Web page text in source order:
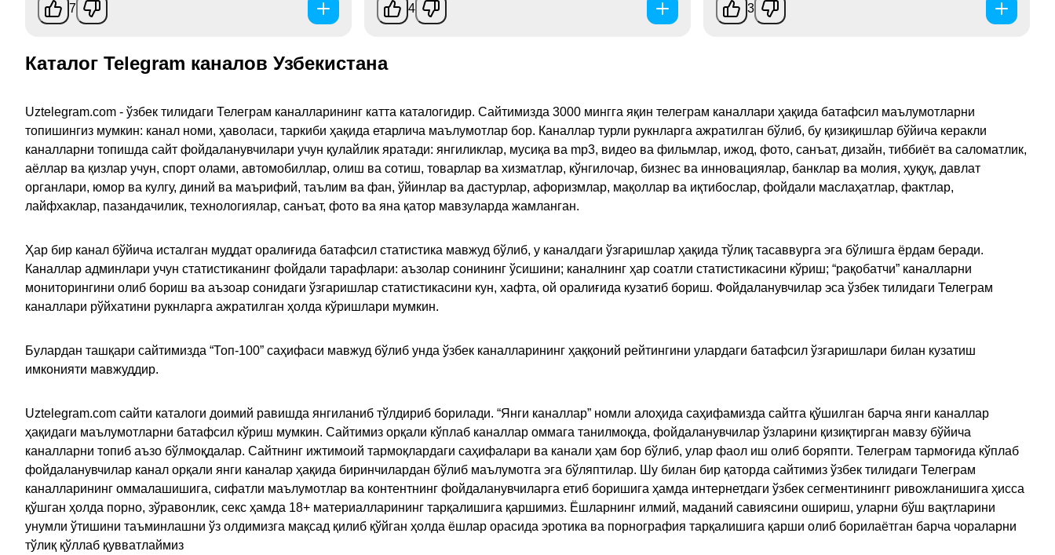
7 4 3
Каталог Telegram каналов Узбекистана
Uztelegram.com - ўзбек тилидаги Телеграм каналларининг катта каталогидир. Сайтимизда 3000 мингга яқин телеграм каналлари ҳақида батафсил маълумотларни
топишингиз мумкин: канал номи, ҳаволаси, таркиби ҳақида етарлича маълумотлар бор. Каналлар турли рукнларга ажратилган бўлиб, бу қизиқишлар бўйича керакли
каналларни топишда сайт фойдаланувчилари учун қулайлик яратади: янгиликлар, мусиқа ва mp3, видео ва фильмлар, ижод, фото, санъат, дизайн, тиббиёт ва саломатлик,
аёллар ва қизлар учун, спорт олами, автомобиллар, олиш ва сотиш, товарлар ва хизматлар, кўнгилочар, бизнес ва инновациялар, банклар ва молия, ҳуқуқ, давлат
органлари, юмор ва кулгу, диний ва маърифий, таълим ва фан, ўйинлар ва дастурлар, афоризмлар, мақоллар ва иқтибослар, фойдали маслаҳатлар, фактлар,
лайфхаклар, пазандачилик, технологиялар, санъат, фото ва яна қатор мавзуларда жамланган.
Ҳар бир канал бўйича исталган муддат оралиғида батафсил статистика мавжуд бўлиб, у каналдаги ўзгаришлар ҳақида тўлиқ тасаввурга эга бўлишга ёрдам беради.
Каналлар админлари учун статистиканинг фойдали тарафлари: аъзолар сонининг ўсишини; каналнинг ҳар соатли статистикасини кўриш; “рақобатчи” каналларни
мониторингини олиб бориш ва аъзоар сонидаги ўзгаришлар статистикасини кун, хафта, ой оралиғида кузатиб бориш. Фойдаланувчилар эса ўзбек тилидаги Телеграм
каналлари рўйхатини рукнларга ажратилган ҳолда кўришлари мумкин.
Булардан ташқари сайтимизда “Топ-100” саҳифаси мавжуд бўлиб унда ўзбек каналларининг ҳаққоний рейтингини улардаги батафсил ўзгаришлари билан кузатиш
имконияти мавжуддир.
Uztelegram.com сайти каталоги доимий равишда янгиланиб тўлдириб борилади. “Янги каналлар” номли алоҳида саҳифамизда сайтга қўшилган барча янги каналлар
ҳақидаги маълумотларни батафсил кўриш мумкин. Сайтимиз орқали кўплаб каналлар оммага танилмоқда, фойдаланувчилар ўзларини қизиқтирган мавзу бўйича
каналларни топиб аъзо бўлмоқдалар. Сайтнинг ижтимоий тармоқлардаги саҳифалари ва канали ҳам бор бўлиб, улар фаол иш олиб боряпти. Телеграм тармоғида кўплаб
фойдаланувчилар канал орқали янги каналар ҳақида биринчилардан бўлиб маълумотга эга бўляптилар. Шу билан бир қаторда сайтимиз ўзбек тилидаги Телеграм
каналларининг оммалашишига, сифатли маълумотлар ва контентнинг фойдаланувчиларга етиб боришига ҳамда интернетдаги ўзбек сегментинингг ривожланишига ҳисса
қўшган ҳолда порно, зўравонлик, секс ҳамда 18+ материалларининг тарқалишига қаршимиз. Ёшларнинг илмий, маданий савиясини ошириш, уларни бўш вақтларини
унумли ўтишини таъминлашни ўз олдимизга мақсад қилиб қўйган ҳолда ёшлар орасида эротика ва порнография тарқалишига қарши олиб борилаётган барча чораларни
тўлиқ қўллаб қувватлаймиз